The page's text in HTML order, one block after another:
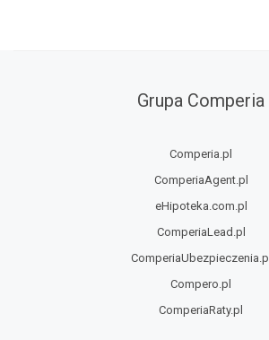
Grupa Comperia
Comperia.pl
ComperiaAgent.pl
eHipoteka.com.pl
ComperiaLead.pl
ComperiaUbezpieczenia.pl
Compero.pl
ComperiaRaty.pl